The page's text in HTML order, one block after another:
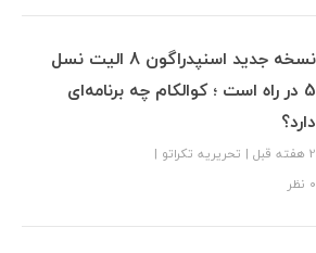
نسخه جدید اسنپدراگون 8 الیت نسل
5 در راه است ؛ کوالکام چه برنامه‌ای
دارد؟
2 هفته قبل | تحریریه تکراتو |
۰ نظر